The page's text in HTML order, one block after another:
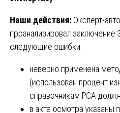
Наши действия: Эксперт-
проанализировал
следующие ошибки:
неверно применена
(использован процент
справочникам РСА
в акте осмотра указаны